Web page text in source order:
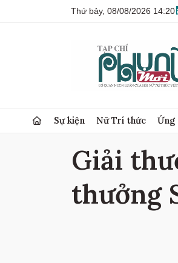
Thứ bảy, 08/08/2026 14:20
Sự kiện Nữ Trí thức Ứng
Giải
thưởng